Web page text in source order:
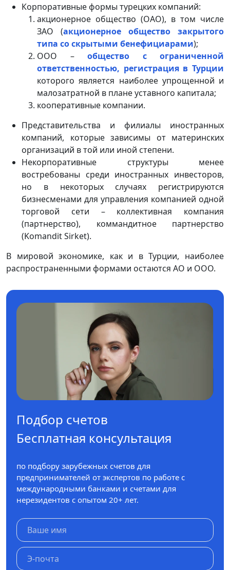
Корпоративные формы турецких компаний:
акционерное общество (ОАО), в том числе
ЗАО (акционерное общество закрытого
типа со скрытыми бенефициарами);
ООО – общество с ограниченной
ответственностью, регистрация в Турции
которого является наиболее упрощенной и
малозатратной в плане уставного капитала;
кооперативные компании.
Представительства и филиалы иностранных
компаний, которые зависимы от материнских
организаций в той или иной степени.
Некорпоративные структуры менее
востребованы среди иностранных инвесторов,
но в некоторых случаях регистрируются
бизнесменами для управления компанией одной
торговой сети – коллективная компания
(партнерство), коммандитное партнерство
(Komandit Sirket).
В мировой экономике, как и в Турции, наиболее
распространенными формами остаются АО и ООО.
Подбор счетов
Бесплатная консультация
по подбору зарубежных счетов для
предпринимателей от экспертов по работе с
международными банками и счетами для
нерезидентов с опытом 20+ лет.